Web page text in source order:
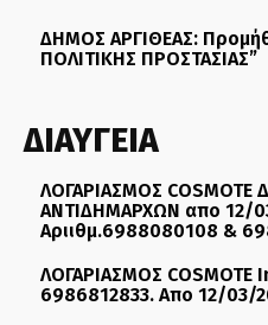
ΔΗΜΟΣ ΑΡΓΙΘΕΑΣ:
ΠΟΛΙΤΙΚΗΣ ΠΡΟΣΤΑΣΙΑΣ”
ΔΙΑΥΓΕΙΑ
ΛΟΓΑΡΙΑΣΜΟΣ
ΑΝΤΙΔΗΜΑΡΧΩΝ απο 12/
Αριιθμ.6988080108 &
ΛΟΓΑΡΙΑΣΜΟΣ COSMOTE
6986812833. Απο 12/03/